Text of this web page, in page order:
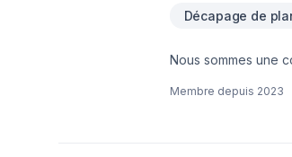
Décapage de
Nous sommes une
Membre depuis 2023